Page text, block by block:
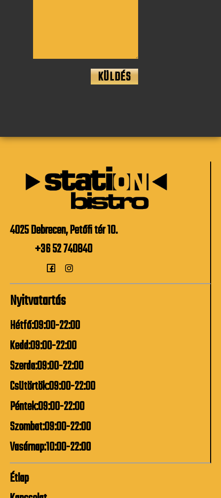
KÜLDÉS
4025 Debrecen, Petőfi tér 10.
+36 52 740840
Nyitvatartás
Hétfő:09:00-22:00
Kedd:09:00-22:00
Szerda:09:00-22:00
Csütörtök:09:00-22:00
Péntek:09:00-22:00
Szombat:09:00-22:00
Vasárnap:10:00-22:00
Étlap